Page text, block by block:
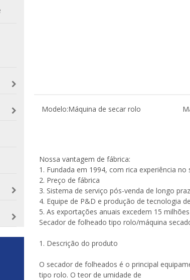
Modelo:Máquina de secar rolo
Nossa vantagem de fábrica:
1. Fundada em 1994, com rica experiência no
2. Preço de fábrica
3. Sistema de serviço pós-venda de longo
4. Equipe de P&D e produção de tecnologia
5. As exportações anuais excedem 15
Secador de folheado tipo rolo/máquina
1. Descrição do produto
O secador de folheados é o principal
tipo rolo. O teor de umidade de